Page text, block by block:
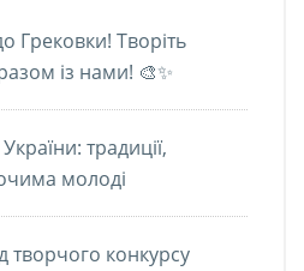
Грековки! Творіть
із нами! 🎨✨
традиції,
молоді
творчого конкурсу